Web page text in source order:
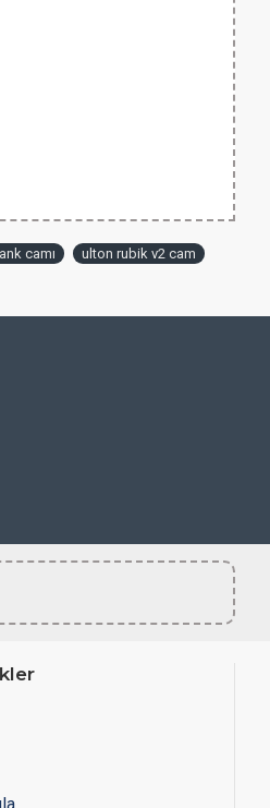
camı ulton rubik v2 cam